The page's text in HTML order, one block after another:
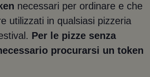
necessari per ordinare e che
utilizzati in qualsiasi pizzeria
Per le pizze senza
procurarsi un token